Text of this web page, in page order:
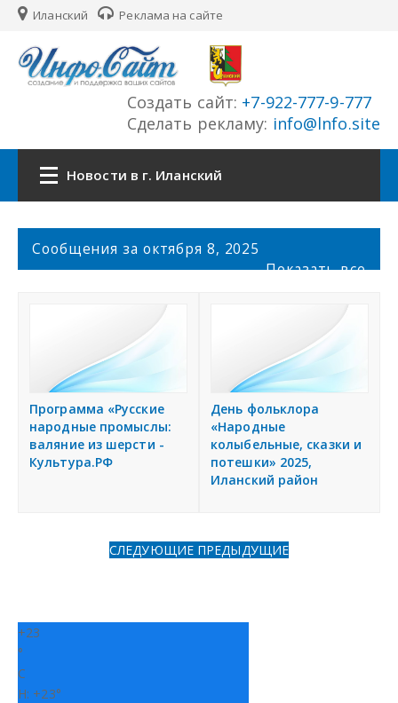
Иланский Реклама на сайте
Создать сайт: +7-922-777-9-777
Сделать рекламу: info@lnfo.site
Новости в г. Иланский
Главная
История города
Разместить объявление
Регионы России
Сообщения за октября 8, 2025
Показать все
Программа «Русские
народные промыслы:
валяние из шерсти -
Культура.РФ
День фольклора
«Народные
колыбельные, сказки и
потешки» 2025,
Иланский район
СЛЕДУЮЩИЕ ПРЕДЫДУЩИЕ
+23
°
C
H: +23°